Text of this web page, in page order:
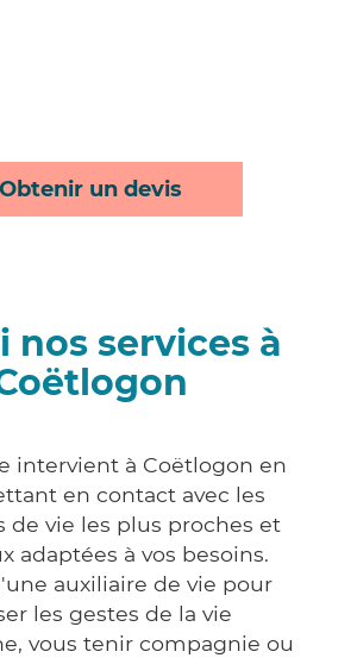
Obtenir un devis
nos services à
intervient à Coëtlogon en
en contact avec les
de vie les plus proches et
adaptées à vos besoins.
auxiliaire de vie pour
les gestes de la vie
vous tenir compagnie ou